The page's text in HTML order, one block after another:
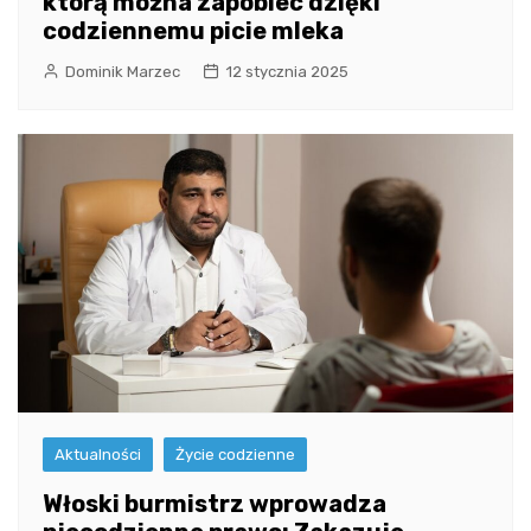
codziennemu picie mleka
Dominik Marzec 12 stycznia 2025
Aktualności Życie codzienne
Włoski burmistrz wprowadza